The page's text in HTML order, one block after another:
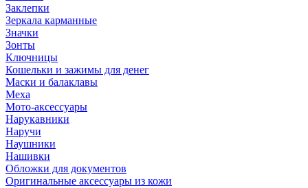
Заклепки
Зеркала карманные
Значки
Зонты
Ключницы
Кошельки и зажимы для денег
Маски и балаклавы
Меха
Мото-аксессуары
Нарукавники
Наручи
Наушники
Нашивки
Обложки для документов
Оригинальные аксессуары из кожи